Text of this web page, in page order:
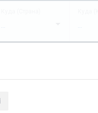
... ...